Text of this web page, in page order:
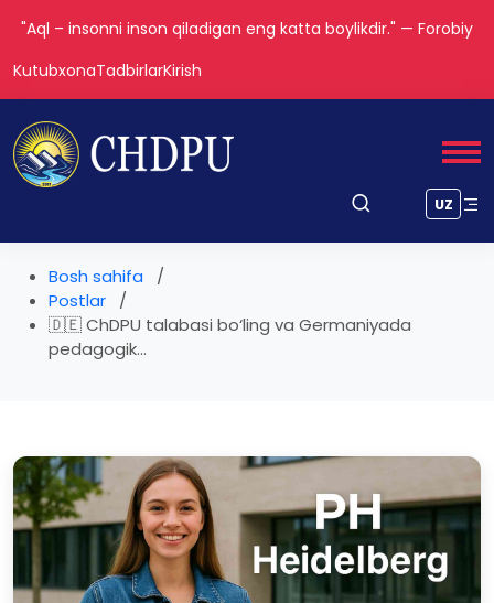
"Aql – insonni inson qiladigan eng katta boylikdir." — Forobiy
KutubxonaTadbirlarKirish
UZ
Bosh sahifa
Postlar
🇩🇪 ChDPU talabasi bo‘ling va Germaniyada
pedagogik...